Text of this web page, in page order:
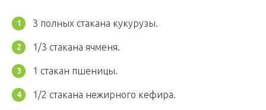
3 полных стакана кукурузы.
1/3 стакана ячменя.
1 стакан пшеницы.
1/2 стакана нежирного кефира.